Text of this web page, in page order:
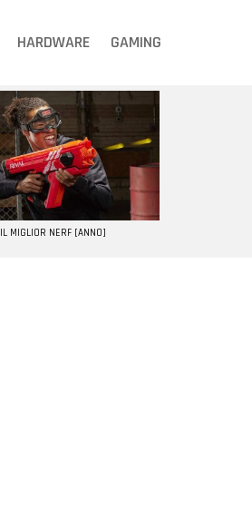
HARDWARE GAMING
IL MIGLIOR NERF [ANNO]